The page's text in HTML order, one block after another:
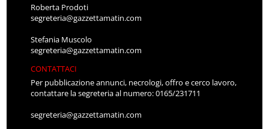
Roberta Prodoti
segreteria@gazzettamatin.com
Stefania Muscolo
segreteria@gazzettamatin.com
CONTATTACI
Per pubblicazione annunci, necrologi, offro e cerco lavoro,
contattare la segreteria al numero: 0165/231711
segreteria@gazzettamatin.com